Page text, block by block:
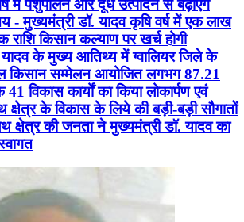
में पशुपालन और दूध उत्पादन से बढ़ाएंगे
- मुख्यमंत्री डॉ. यादव कृषि वर्ष में एक लाख
किसान कल्याण पर खर्च होगी
के मुख्य आतिथ्य में ग्वालियर जिले के
किसान सम्मेलन आयोजित लगभग 87.21
विकास कार्यों का किया लोकार्पण एवं
के विकास के लिये की बड़ी-बड़ी सौगातों
क्षेत्र की जनता ने मुख्यमंत्री डॉ. यादव का